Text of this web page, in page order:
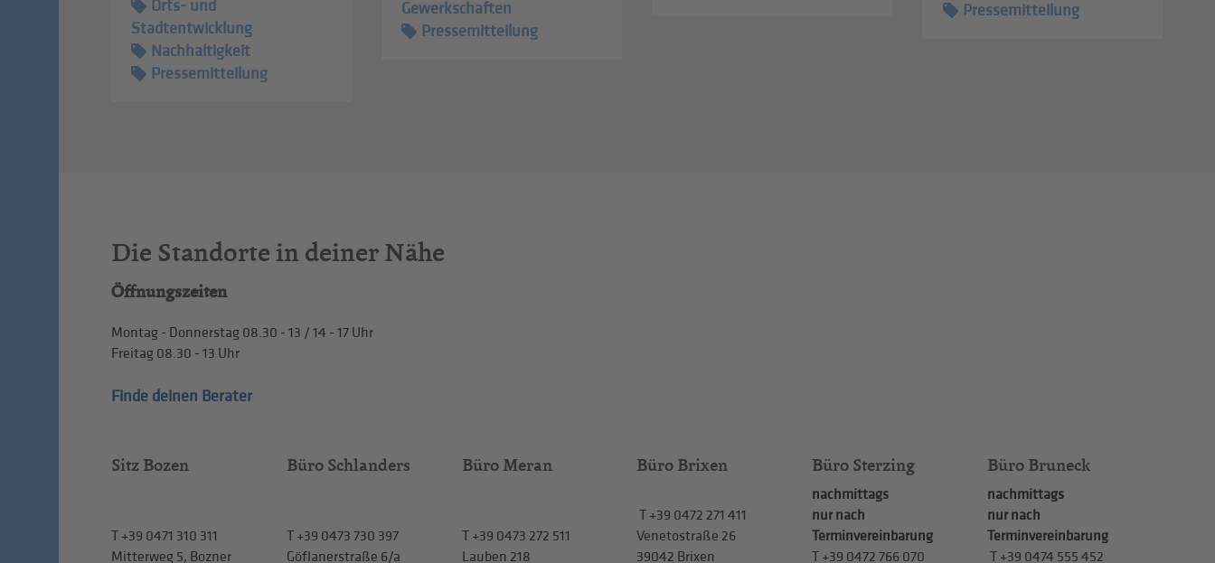
Orts- und
Stadtentwicklung
Nachhaltigkeit
Pressemitteilung
Gewerkschaften
Pressemitteilung
Pressemitteilung
Die Standorte in deiner Nähe
Öffnungszeiten
Montag - Donnerstag 08.30 - 13 / 14 - 17 Uhr
Freitag 08.30 - 13 Uhr
Finde deinen Berater
Sitz Bozen
T+39 0471 310 311
Mitterweg 5, Bozner
Büro Schlanders
T+39 0473 730 397
Göflanerstraße 6/a
Büro Meran
T+39 0473 272 511
Lauben 218
Büro Brixen
T +39 0472 271 411
Venetostraße 26
39042 Brixen
Büro Sterzing
nachmittags
nur nach
Terminvereinbarung
T +39 0472 766 070
Büro Bruneck
nachmittags
nur nach
Terminvereinbarung
T +39 0474 555 452